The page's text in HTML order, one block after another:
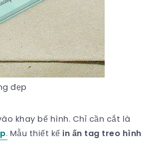
đẹp
khay bế hình. Chỉ cần cắt là
. Mẫu thiết kế in ấn tag treo hình